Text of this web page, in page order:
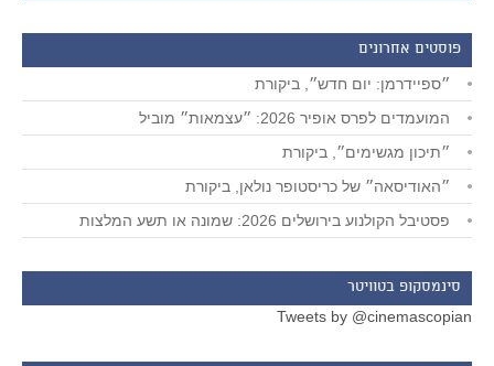
פוסטים אחרונים
״ספיידרמן: יום חדש״, ביקורת
המועמדים לפרס אופיר 2026: ״עצמאות״ מוביל
״תיכון מגשימים״, ביקורת
״האודיסאה״ של כריסטופר נולאן, ביקורת
פסטיבל הקולנוע בירושלים 2026: שמונה או תשע המלצות
סינמסקופ בטוויטר
Tweets by @cinemascopian